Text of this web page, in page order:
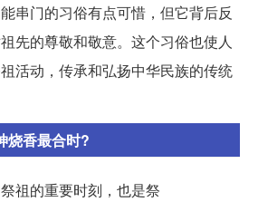
串门的习俗有点可惜，但它背后反
先的尊敬和敬意。这个习俗也使人
活动，传承和弘扬中华民族的传统
烧香最合时?
祖的重要时刻，也是祭